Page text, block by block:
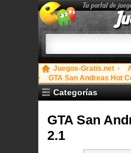
Tu portal de
Juegos-Gratis.net
GTA San Andreas Hot
Categorías
GTA San
2.1